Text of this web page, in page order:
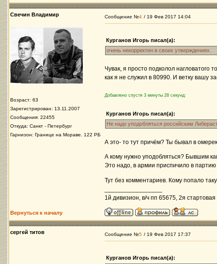
Свечин Владимир
Возраст: 63
Зарегистрирован: 13.11.2007
Сообщения: 22455
Откуда: Санкт - Петербург
Гарнизон: Границе на Мораве. 122 РБ
Сообщение №4 / 19 Фев 2017 14:04
Курганов Игорь писал(а):
очень некорректен в своих утверждениях.
Чувак, я просто подколол нагловатого
как я не служил в 80990. И ветку вашу
Добавлено спустя 3 минуты 28 секунд:
Курганов Игорь писал(а):
Не надо уподобляться российским
А это- то тут причём? Ты бывал в
А кому нужно уподобляться? Бывшим
Это надо, в армии приспичило в партию
Тут без комментариев. Кому попало
1й дивизион, в/ч пп 65675, 2я
Вернуться к началу
сергей титов Сообщение №5 / 19 Фев 2017 17:37
Курганов Игорь писал(а):